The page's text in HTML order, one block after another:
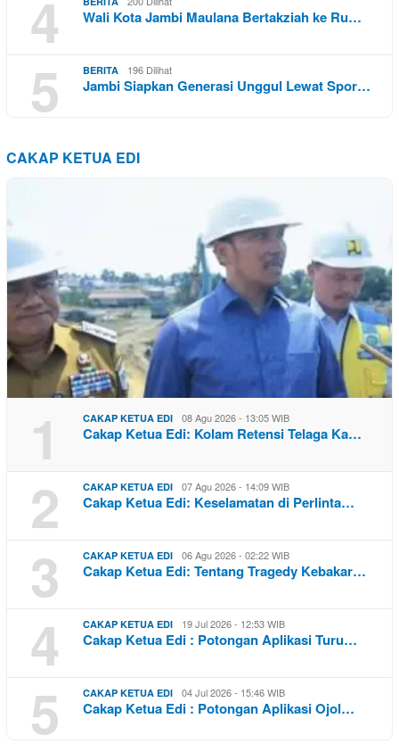
4 Wali Kota Jambi Maulana Bertakziah ke Ru…
5 BERITA 196 Dilihat
Jambi Siapkan Generasi Unggul Lewat Spor…
CAKAP KETUA EDI
1 CAKAP KETUA EDI 08 Agu 2026 - 13:05 WIB
Cakap Ketua Edi: Kolam Retensi Telaga Ka…
2 CAKAP KETUA EDI 07 Agu 2026 - 14:09 WIB
Cakap Ketua Edi: Keselamatan di Perlinta…
3 CAKAP KETUA EDI 06 Agu 2026 - 02:22 WIB
Cakap Ketua Edi: Tentang Tragedy Kebakar…
4 CAKAP KETUA EDI 19 Jul 2026 - 12:53 WIB
Cakap Ketua Edi : Potongan Aplikasi Turu…
5 CAKAP KETUA EDI 04 Jul 2026 - 15:46 WIB
Cakap Ketua Edi : Potongan Aplikasi Ojol…